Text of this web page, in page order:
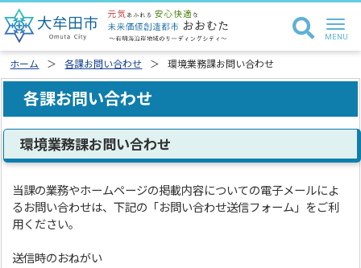
ホーム 各課お問い合わせ 環境業務課お問い合わせ
各課お問い合わせ
環境業務課お問い合わせ
当課の業務やホームページの掲載内容についての電子メールによ
るお問い合わせは、下記の「お問い合わせ送信フォーム」をご利
用ください。
送信時のおねがい